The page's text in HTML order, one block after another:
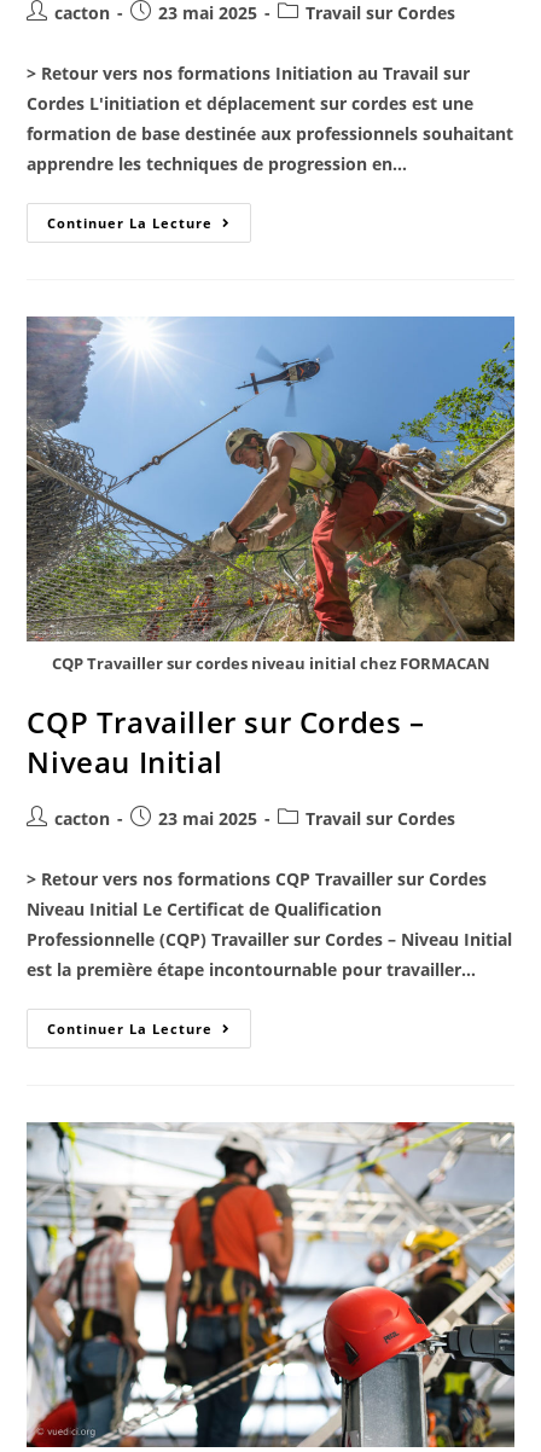
cacton 23 mai 2025 Travail sur Cordes
> Retour vers nos formations Initiation au Travail sur
Cordes L'initiation et déplacement sur cordes est une
formation de base destinée aux professionnels souhaitant
apprendre les techniques de progression en…
Continuer La Lecture
CQP Travailler sur cordes niveau initial chez FORMACAN
CQP Travailler sur Cordes –
Niveau Initial
cacton 23 mai 2025 Travail sur Cordes
> Retour vers nos formations CQP Travailler sur Cordes
Niveau Initial Le Certificat de Qualification
Professionnelle (CQP) Travailler sur Cordes – Niveau Initial
est la première étape incontournable pour travailler…
Continuer La Lecture